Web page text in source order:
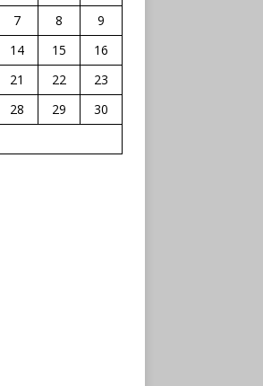
7 8
9
14 15
16
21 22
23
28 29
30